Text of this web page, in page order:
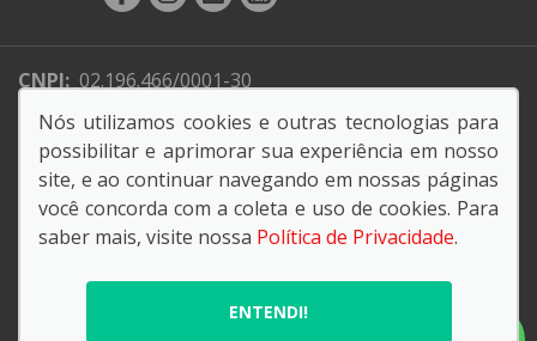
CNPJ: 02.196.466/0001-30
Endereço Matriz: Avenida Darcí Carvalho Dafferner,
301 - Alto da Boa Vista - Sorocaba-SP
Política de privacidade
Nós utilizamos cookies e outras tecnologias para
possibilitar e aprimorar sua experiência em nosso
site, e ao continuar navegando em nossas páginas
você concorda com a coleta e uso de cookies. Para
saber mais, visite nossa Política de Privacidade.
ENTENDI!